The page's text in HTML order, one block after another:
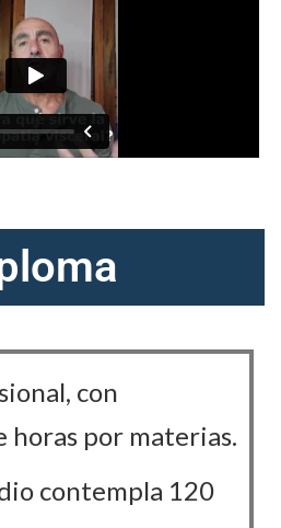
con
horas por materias.
contempla 120